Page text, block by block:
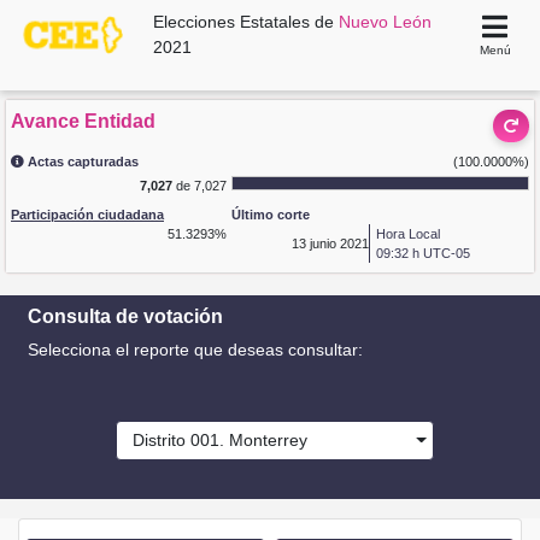
Elecciones Estatales de Nuevo León
2021
Menú
Avance Entidad
Actas capturadas
(100.0000%)
7,027de 7,027
Participación ciudadana
51.3293%
Último corte
13 junio 2021
Hora Local
09:32 h UTC-05
Consulta de votación
Selecciona el reporte que deseas consultar:
Distrito 001. Monterrey